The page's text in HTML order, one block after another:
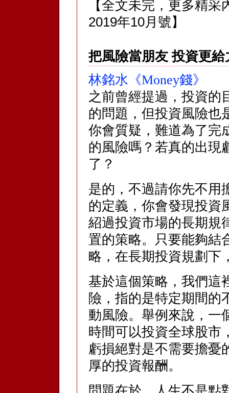
【全文未完，更多精采
2019年10月號】
把風險當朋友 投資更給
林銘水《Money錢》
之前曾經提過，投資的
的問題，但投資風險也
你會質疑，難道為了完
的風險嗎？若真的出現
了？
是的，不過請你先不用
的定義，你會發現投資
紹過投資市場的長期規
置的策略。只要能夠結
略，在長期投資規劃下
基於這個策略，我們這
險，指的是特定期間的
動風險。舉例來說，一
時間可以投資全球股市
虧損絕對是不需要擔憂
厚的投資報酬。